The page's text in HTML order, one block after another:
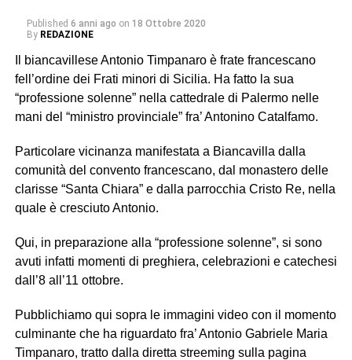
Published 6 anni ago on 18 Ottobre 2020
By REDAZIONE
Il biancavillese Antonio Timpanaro è frate francescano
fell’ordine dei Frati minori di Sicilia. Ha fatto la sua
“professione solenne” nella cattedrale di Palermo nelle
mani del “ministro provinciale” fra’ Antonino Catalfamo.
Particolare vicinanza manifestata a Biancavilla dalla
comunità del convento francescano, dal monastero delle
clarisse “Santa Chiara” e dalla parrocchia Cristo Re, nella
quale è cresciuto Antonio.
Qui, in preparazione alla “professione solenne”, si sono
avuti infatti momenti di preghiera, celebrazioni e catechesi
dall’8 all’11 ottobre.
Pubblichiamo qui sopra le immagini video con il momento
culminante che ha riguardato fra’ Antonio Gabriele Maria
Timpanaro, tratto dalla diretta streeming sulla pagina